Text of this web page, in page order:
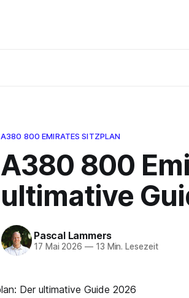
A380 800 EMIRATES SITZPLAN
A380 800
ultimative
Pascal Lammers
17 Mai 2026 —13 Min. Lesezeit